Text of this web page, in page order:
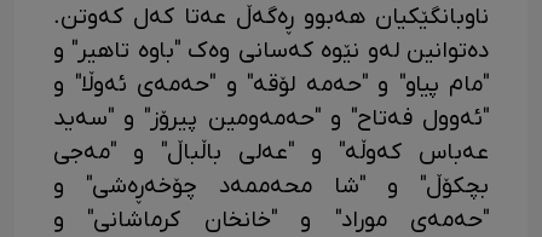
ناوبانگێکیان هەبوو ڕەگەڵ عەتا کەل کەوتن.
دەتوانین لەو نێوە کەسانی وەک "باوە تاهیر" و
"مام پیاو" و "حەمە لۆقە" و "حەمەی ئەوڵا" و
"ئەوول فەتاح" و "حەمەومین پیرۆز" و "سەید
عەباس کەوڵە" و "عەلی باڵباڵ" و "مەجی
بچکۆڵ" و "شا محەممەد چۆخەڕەشی" و
"حەمەی موراد" و "خانخان کرماشانی" و